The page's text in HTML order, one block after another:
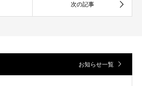
お知らせ一覧